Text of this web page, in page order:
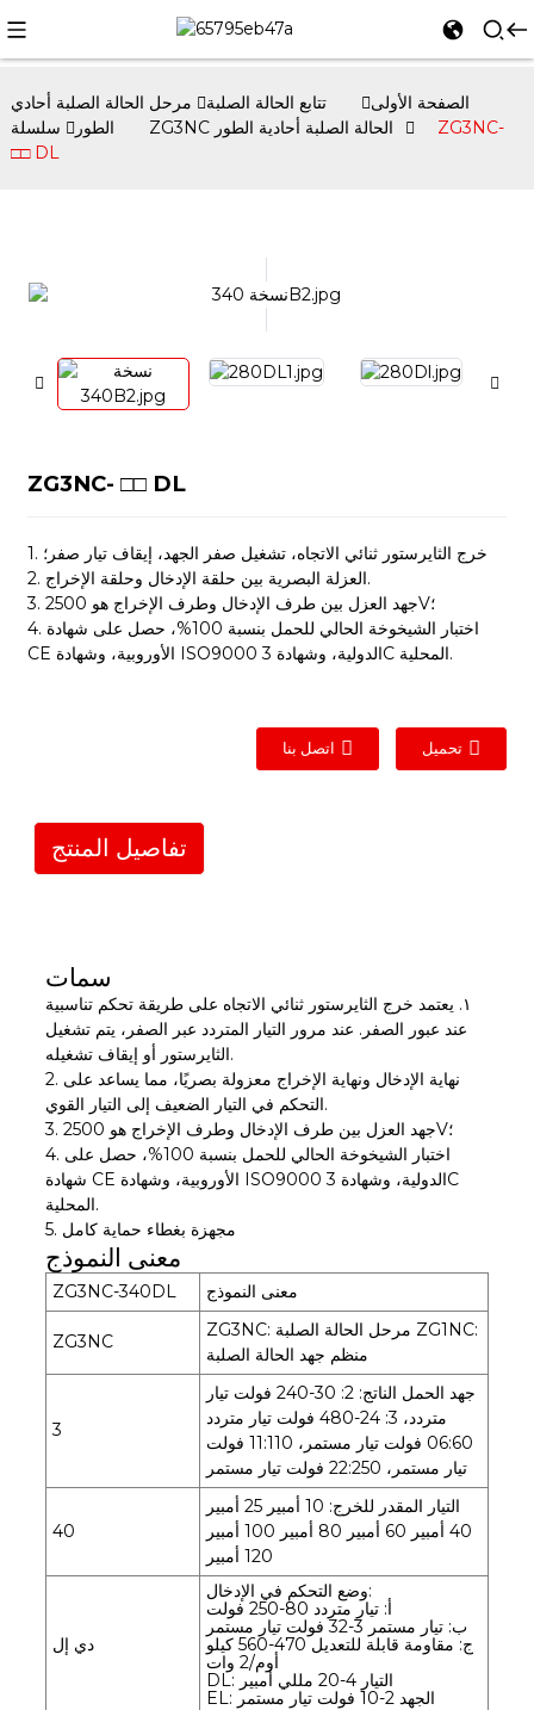
الصفحة الأولى تتابع الحالة الصلبة
مرحل الحالة الصلبة أحادي
الطور
سلسلة ZG3NC الحالة الصلبة أحادية الطور
ZG3NC-
□□ DL
ZG3NC- □□ DL
1. خرج الثايرستور ثنائي الاتجاه، تشغيل صفر الجهد، إيقاف تيار صفر؛
2. العزلة البصرية بين حلقة الإدخال وحلقة الإخراج.
3. جهد العزل بين طرف الإدخال وطرف الإخراج هو 2500V؛
4. اختبار الشيخوخة الحالي للحمل بنسبة 100%، حصل على شهادة
CE الأوروبية، وشهادة ISO9000 الدولية، وشهادة 3C المحلية.
اتصل بنا تحميل
تفاصيل المنتج
سمات
١. يعتمد خرج الثايرستور ثنائي الاتجاه على طريقة تحكم تناسبية
عند عبور الصفر. عند مرور التيار المتردد عبر الصفر، يتم تشغيل
الثايرستور أو إيقاف تشغيله.
2. نهاية الإدخال ونهاية الإخراج معزولة بصريًا، مما يساعد على
التحكم في التيار الضعيف إلى التيار القوي.
3. جهد العزل بين طرف الإدخال وطرف الإخراج هو 2500V؛
4. اختبار الشيخوخة الحالي للحمل بنسبة 100%، حصل على
شهادة CE الأوروبية، وشهادة ISO9000 الدولية، وشهادة 3C
المحلية.
5. مجهزة بغطاء حماية كامل
معنى النموذج
ZG3NC-340DL معنى النموذج
ZG3NC
ZG3NC: مرحل الحالة الصلبة ZG1NC:
منظم جهد الحالة الصلبة
3
جهد الحمل الناتج: 2: 30-240 فولت تيار
متردد، 3: 24-480 فولت تيار متردد
06:60 فولت تيار مستمر، 11:110 فولت
تيار مستمر، 22:250 فولت تيار مستمر
40
التيار المقدر للخرج: 10 أمبير 25 أمبير
40 أمبير 60 أمبير 80 أمبير 100 أمبير
120 أمبير
دي إل
وضع التحكم في الإدخال:
أ: تيار متردد 80-250 فولت
ب: تيار مستمر 3-32 فولت تيار مستمر
ج: مقاومة قابلة للتعديل 470-560 كيلو
أوم/2 وات
DL: التيار 4-20 مللي أمبير
EL: الجهد 2-10 فولت تيار مستمر